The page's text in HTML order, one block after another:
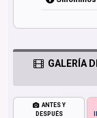
GALERÍA
ANTES Y
DESPUÉS